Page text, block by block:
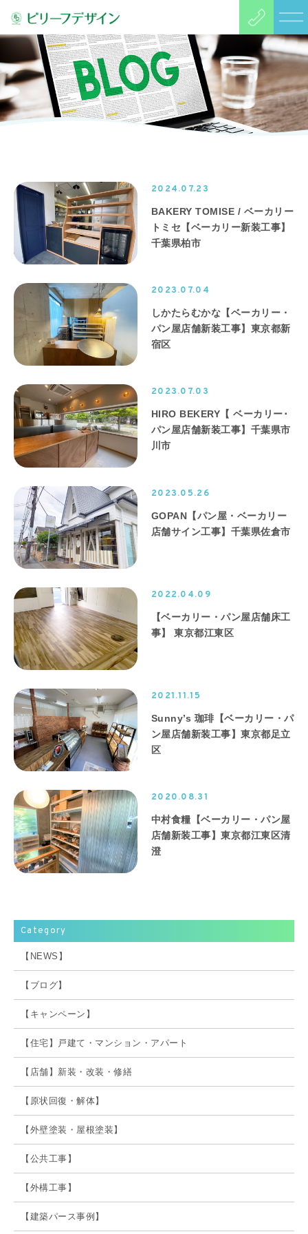
2024.07.23
BAKERY TOMISE / ベーカリー
トミセ【ベーカリー新装工事】
千葉県柏市
2023.07.04
しかたらむかな【ベーカリー・
パン屋店舗新装工事】東京都新
宿区
2023.07.03
HIRO BEKERY【 ベーカリー･
パン屋店舗新装工事】千葉県市
川市
2023.05.26
GOPAN【パン屋・ベーカリー
店舗サイン工事】千葉県佐倉市
2022.04.09
【ベーカリー・パン屋店舗床工
事】 東京都江東区
2021.11.15
Sunny’s 珈琲【ベーカリー・パ
ン屋店舗新装工事】東京都足立
区
2020.08.31
中村食糧【ベーカリー・パン屋
店舗新装工事】東京都江東区清
澄
Category
【NEWS】
【ブログ】
【キャンペーン】
【住宅】戸建て・マンション・アパート
【店舗】新装・改装・修繕
【原状回復・解体】
【外壁塗装・屋根塗装】
【公共工事】
【外構工事】
【建築パース事例】